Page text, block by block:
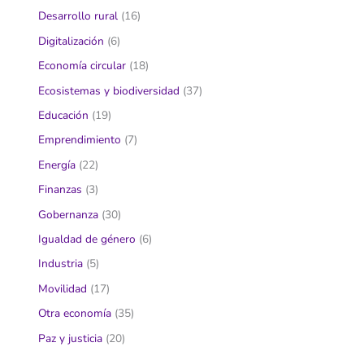
Desarrollo rural (16)
Digitalización (6)
Economía circular (18)
Ecosistemas y biodiversidad (37)
Educación (19)
Emprendimiento (7)
Energía (22)
Finanzas (3)
Gobernanza (30)
Igualdad de género (6)
Industria (5)
Movilidad (17)
Otra economía (35)
Paz y justicia (20)